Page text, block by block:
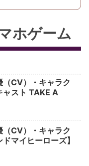
ホゲーム
（CV）・キャラク
ャスト TAKE A
（CV）・キャラク
マイヒーローズ】